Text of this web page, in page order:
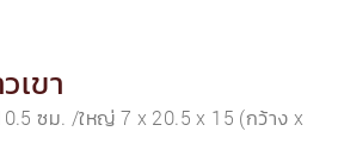
เขา
ซม. /ใหญ่ 7 x 20.5 x 15 (กว้าง x